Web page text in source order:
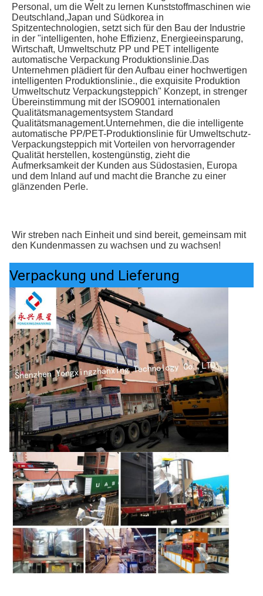
Personal, um die Welt zu lernen Kunststoffmaschinen wie
Deutschland,Japan und Südkorea in
Spitzentechnologien, setzt sich für den Bau der Industrie
in der "intelligenten, hohe Effizienz, Energieeinsparung,
Wirtschaft, Umweltschutz PP und PET intelligente
automatische Verpackung Produktionslinie.Das
Unternehmen plädiert für den Aufbau einer hochwertigen
intelligenten Produktionslinie., die exquisite Produktion
Umweltschutz Verpackungsteppich" Konzept, in strenger
Übereinstimmung mit der ISO9001 internationalen
Qualitätsmanagementsystem Standard
Qualitätsmanagement.Unternehmen, die die intelligente
automatische PP/PET-Produktionslinie für Umweltschutz-
Verpackungsteppich mit Vorteilen von hervorragender
Qualität herstellen, kostengünstig, zieht die
Aufmerksamkeit der Kunden aus Südostasien, Europa
und dem Inland auf und macht die Branche zu einer
glänzenden Perle.
Wir streben nach Einheit und sind bereit, gemeinsam mit
den Kundenmassen zu wachsen und zu wachsen!
Verpackung und Lieferung